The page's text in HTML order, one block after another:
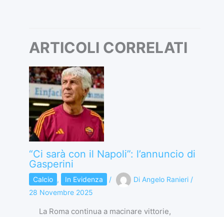
ARTICOLI CORRELATI
“Ci sarà con il Napoli”: l’annuncio di
Gasperini
Calcio , In Evidenza / Di Angelo Ranieri /
28 Novembre 2025
La Roma continua a macinare vittorie,